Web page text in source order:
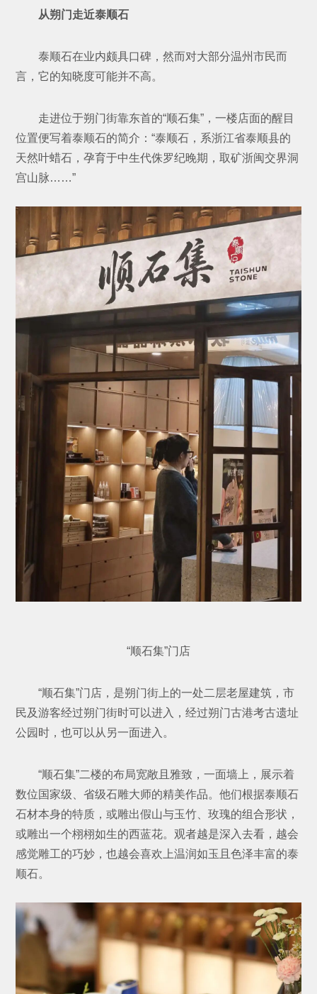
从朔门走近泰顺石
泰顺石在业内颇具口碑，然而对大部分温州市民而
言，它的知晓度可能并不高。
走进位于朔门街靠东首的“顺石集”，一楼店面的醒目
位置便写着泰顺石的简介：“泰顺石，系浙江省泰顺县的
天然叶蜡石，孕育于中生代侏罗纪晚期，取矿浙闽交界洞
宫山脉……”
“顺石集”门店
“顺石集”门店，是朔门街上的一处二层老屋建筑，市
民及游客经过朔门街时可以进入，经过朔门古港考古遗址
公园时，也可以从另一面进入。
“顺石集”二楼的布局宽敞且雅致，一面墙上，展示着
数位国家级、省级石雕大师的精美作品。他们根据泰顺石
石材本身的特质，或雕出假山与玉竹、玫瑰的组合形状，
或雕出一个栩栩如生的西蓝花。观者越是深入去看，越会
感觉雕工的巧妙，也越会喜欢上温润如玉且色泽丰富的泰
顺石。